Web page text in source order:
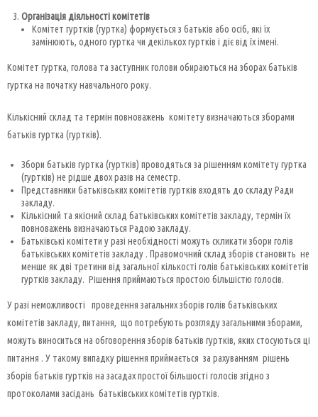
Організація діяльності комітетів
Комітет гуртків (гуртка) формується з батьків або осіб, які їх
замінюють, одного гуртка чи декількох гуртків і діє від їх імені.
Комітет гуртка, голова та заступник голови обираються на зборах батьків
гуртка на початку навчального року.
Кількісний склад та термін повноважень комітету визначаються зборами
батьків гуртка (гуртків).
Збори батьків гуртка (гуртків) проводяться за рішенням комітету гуртка
(гуртків) не рідше двох разів на семестр.
Представники батьківських комітетів гуртків входять до складу Ради
закладу.
Кількісний та якісний склад батьківських комітетів закладу, термін їх
повноважень визначаються Радою закладу.
Батьківські комітети у разі необхідності можуть скликати збори голів
батьківських комітетів закладу . Правомочний склад зборів становить не
менше як дві третини від загальної кількості голів батьківських комітетів
гуртків закладу. Рішення приймаються простою більшістю голосів.
У разі неможливості проведення загальних зборів голів батьківських
комітетів закладу, питання, що потребують розгляду загальними зборами,
можуть виноситься на обговорення зборів батьків гуртків, яких стосуються ці
питання . У такому випадку рішення приймається за рахуванням рішень
зборів батьків гуртків на засадах простої більшості голосів згідно з
протоколами засідань батьківських комітетів гуртків.